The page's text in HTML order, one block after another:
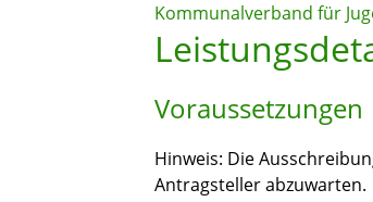
Kommunalverband für
Voraussetzungen
Hinweis: Die
Antragstellerabzuwarten.